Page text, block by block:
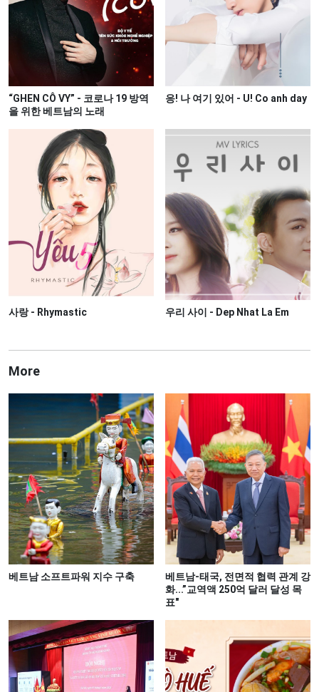
“GHEN CÔ VY” - 코로나 19 방역
을 위한 베트남의 노래
응! 나 여기 있어 - U! Co anh day
사랑 - Rhymastic 우리 사이 - Dep Nhat La Em
More
베트남 소프트파워 지수 구축
베트남-태국, 전면적 협력 관계 강
화...”교역액 250억 달러 달성 목
표"